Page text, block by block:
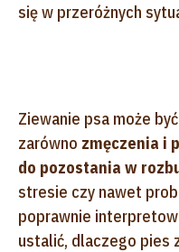
się w przeróżnych
Ziewanie psa może
zarówno zmęczenia i
do pozostania w
stresie czy nawet
poprawnie
ustalić, dlaczego pies